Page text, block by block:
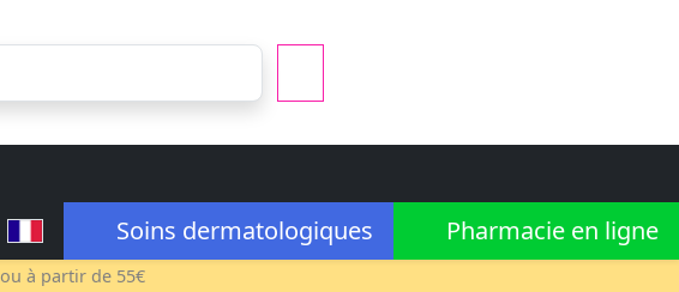
Soins dermatologiques
Pharmacie en ligne
ou à partir de 55€